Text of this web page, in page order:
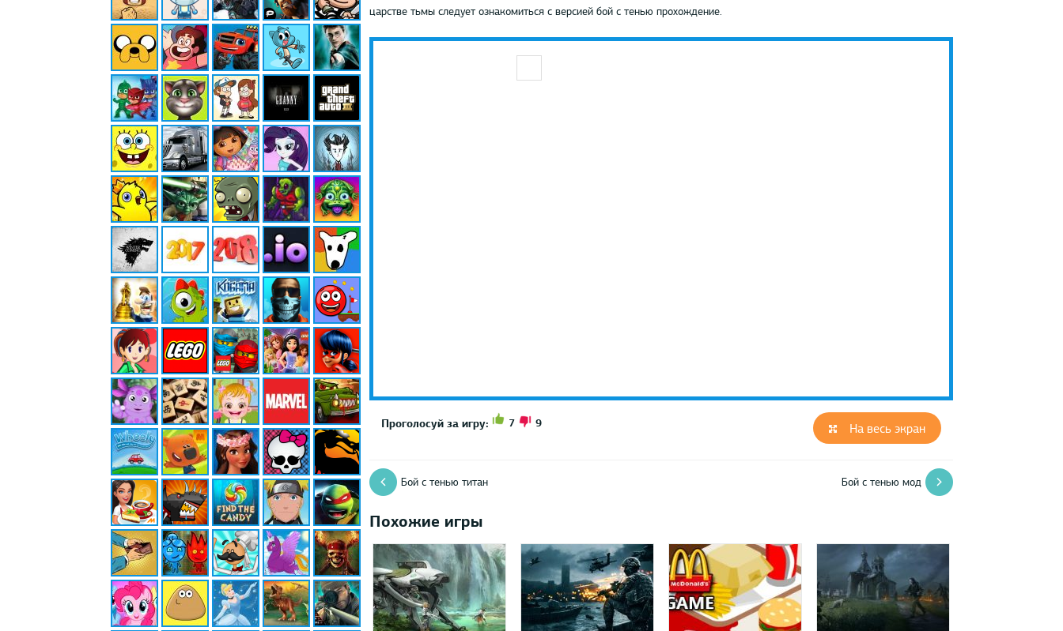
царстве тьмы следует ознакомиться с версией бой с тенью прохождение.
На весь экран
Проголосуй за игру: 7 9
Бой с тенью титан Бой с тенью мод
Похожие игры